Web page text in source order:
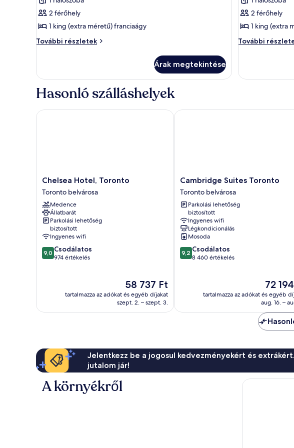
megtekintése:
Deluxe
szoba,
1
méretű)
franciaágy
2 férőhely
1 king (extra méretű) franciaágy
További részletek
Deluxe
(extra
franciaágy
részletei
Árak megtekintése
Prémium
szoba
2 férőhely
1 king (extra
További
Prémium
Hasonló szálláshelyek
Chelsea
Hotel,
Toronto
Toronto
belvárosa
Chelsea Hotel, Toronto
Toronto belvárosa
Medence
Állatbarát
Parkolási lehetőség
biztosított
Ingyenes wifi
9.0
ennyiből:
értékelés
9,0 Csodálatos
974 értékelés
Az
ár
58 737 Ft
58 737 Ft
tartalmazza az adókat és egyéb díjakat
szept. 2. – szept. 3.
Chelsea Hotel, Toronto
Cambridge
Suites
Toronto
Toronto
belvárosa
Cambridge Suites Toronto
Toronto belvárosa
Parkolási lehetőség
biztosított
Ingyenes wifi
Légkondicionálás
Mosoda
9.2
ennyiből:
értékelés
9,2 Csodálatos
8 460 értékelés
Az
72 194 Ft
72
tartalmazza az adókat és egyéb
aug. 16. –
Cambridge Suites Toronto
Jelentkezz be a jogosul kedvezményekért és
jutalom jár!
A környékről